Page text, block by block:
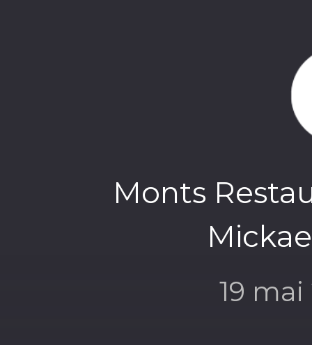
Monts
19